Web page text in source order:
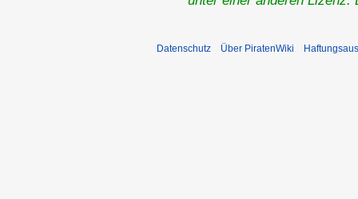
Datenschutz Über PiratenWiki